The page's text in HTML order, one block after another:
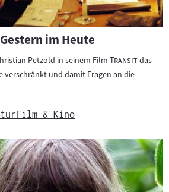
im Heute
Petzold in seinem Film "
Transit"das
verschränkt und damit Fragen an die
Film & Kino